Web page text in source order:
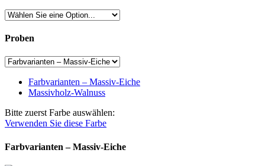
Proben
Farbvarianten – Massiv-Eiche
Massivholz-Walnuss
Bitte zuerst Farbe auswählen:
Verwenden Sie diese Farbe
Farbvarianten – Massiv-Eiche